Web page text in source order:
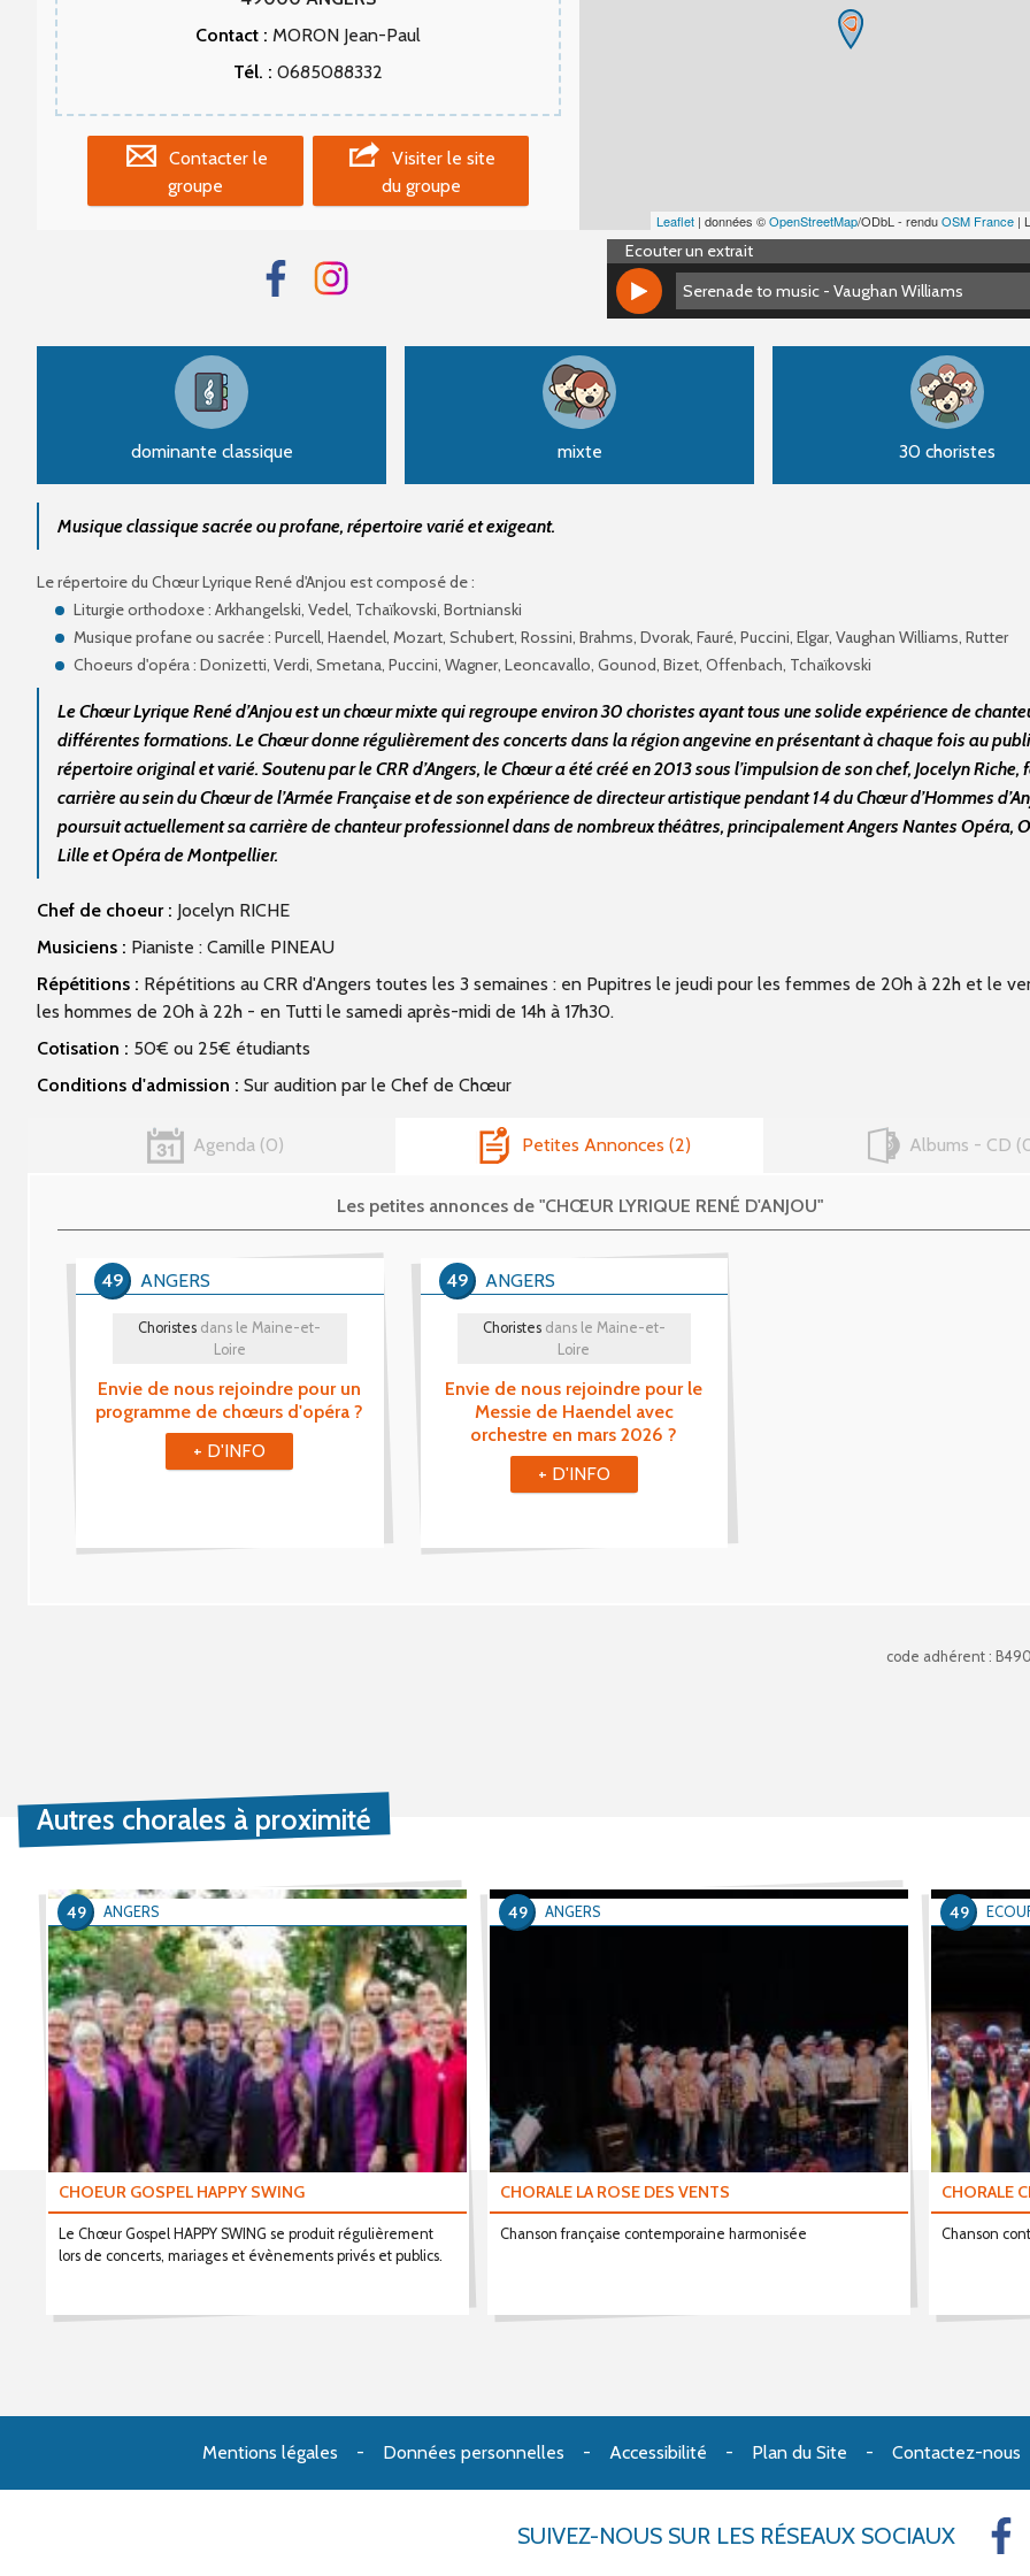
Contact : MORON Jean-Paul
Tél. : 0685088332
Contacter le
groupe
Visiter le site
du groupe
Leaflet | données ©OpenStreetMap/ODbL - renduOSM France |
Ecouter un extrait
Serenade to music - Vaughan Williams
Serenade to music - Vaughan Williams
dominante classique mixte 30 choristes
Musique classique sacrée ou profane, répertoire varié et exigeant.
Le répertoire du Chœur Lyrique René d'Anjou est composé de :
Liturgie orthodoxe : Arkhangelski, Vedel, Tchaïkovski, Bortnianski
Musique profane ou sacrée : Purcell, Haendel, Mozart, Schubert, Rossini, Brahms, Dvorak, Fauré, Puccini, Elgar, Vaughan Williams, Rutter
Choeurs d'opéra : Donizetti, Verdi, Smetana, Puccini, Wagner, Leoncavallo, Gounod, Bizet, Offenbach , Tchaïkovski
Le Chœur Lyrique René d’Anjou est un chœur mixte qui regroupe environ 30 choristes ayant tous une solide expérience de
différentes formations. Le Chœur donne régulièrement des concerts dans la région angevine en présentant à chaque fois au
répertoire original et varié. Soutenu par le CRR d’Angers, le Chœur a été créé en 2013 sous l’impulsion de son chef, Jocelyn Riche,
carrière au sein du Chœur de l’Armée Française et de son expérience de directeur artistique pendant 14 du Chœur d’Hommes
poursuit actuellement sa carrière de chanteur professionnel dans de nombreux théâtres, principalement Angers Nantes Opéra,
Lille et Opéra de Montpellier.
Chef de choeur : Jocelyn RICHE
Musiciens : Pianiste : Camille PINEAU
Répétitions : Répétitions au CRR d'Angers toutes les 3 semaines : en Pupitres le jeudi pour les femmes de 20h à 22h et le
les hommes de 20h à 22h - en Tutti le samedi après-midi de 14h à 17h30.
Cotisation : 50€ ou 25€ étudiants
Conditions d'admission : Sur audition par le Chef de Chœur
Agenda 0 Petites Annonces 2
Les petites annonces de "CHŒUR LYRIQUE RENÉ D'ANJOU"
Envie de nous rejoindre pour un
programme de chœurs d'opéra ?
Choristes dans le Maine-et-
Loire
ANGERS
49
+ D'INFO
Envie de nous rejoindre pour le
Messie de Haendel avec
orchestre en mars 2026 ?
Choristesdans le Maine-et-
Loire
ANGERS
49
+ D'INFO
Albums - CD
code adhérent :
Autres chorales à proximité
CHOEUR GOSPEL HAPPY SWING
Le Chœur Gospel HAPPY SWING se produit régulièrement
lors de concerts, mariages et évènements privés et publics.
ANGERS
49
CHORALE LA ROSE DES VENTS
Chanson française contemporaine harmonisée
ANGERS
49
CHORALE
Chanson
49
Mentions légales Données personnelles Accessibilité Plan du Site Contactez-nous
SUIVEZ-NOUS SUR LES RÉSEAUX SOCIAUX